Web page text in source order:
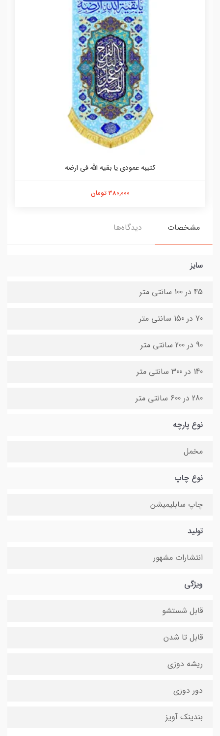
کتیبه عمودی یا بقیه الله فی ارضه
380,000 تومان
مشخصات دیدگاه‌ها
سایز
45 در 100 سانتی متر
70 در 150 سانتی متر
90 در 200 سانتی متر
140 در 300 سانتی متر
280 در 600 سانتی متر
نوع پارچه
مخمل
نوع چاپ
چاپ سابلیمیشن
تولید
انتشارات مشهور
ویژگی
قابل شستشو
قابل تا شدن
ریشه دوزی
دور دوزی
بندینک آویز